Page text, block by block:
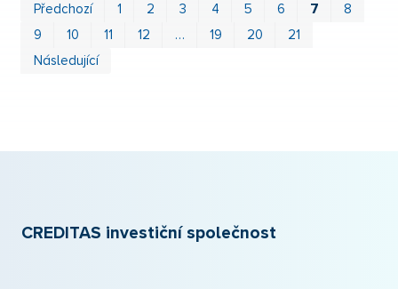
Předchozí 1 2 3 4 5 6 7
8
9
10 11 12 … 19 20
21
Následující
CREDITAS investiční společnost